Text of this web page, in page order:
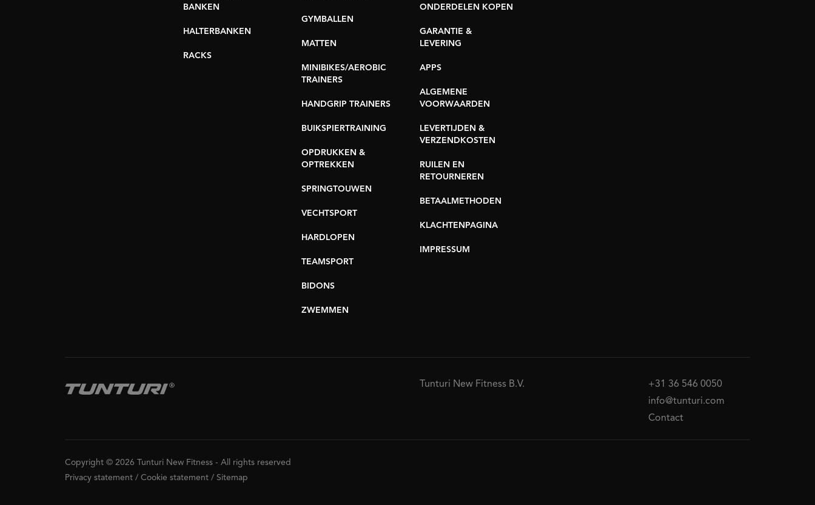
BANKEN
HALTERBANKEN
RACKS
GYMBALLEN
MATTEN
MINIBIKES/AEROBIC
TRAINERS
HANDGRIP TRAINERS
BUIKSPIERTRAINING
OPDRUKKEN &
OPTREKKEN
SPRINGTOUWEN
VECHTSPORT
HARDLOPEN
TEAMSPORT
BIDONS
ZWEMMEN
ONDERDELEN KOPEN
GARANTIE &
LEVERING
APPS
ALGEMENE
VOORWAARDEN
LEVERTIJDEN &
VERZENDKOSTEN
RUILEN EN
RETOURNEREN
BETAALMETHODEN
KLACHTENPAGINA
IMPRESSUM
Tunturi New Fitness B.V.
+31 36 546 0050
info@tunturi.com
Contact
Copyright © 2026 Tunturi New Fitness - All rights reserved
Privacy statement / Cookie statement / Sitemap